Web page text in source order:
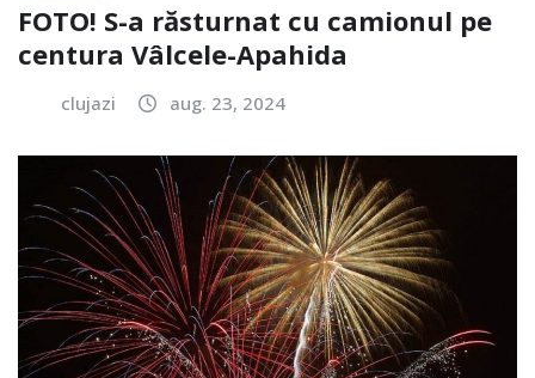
FOTO! S-a răsturnat cu camionul pe
centura Vâlcele-Apahida
clujazi aug. 23, 2024